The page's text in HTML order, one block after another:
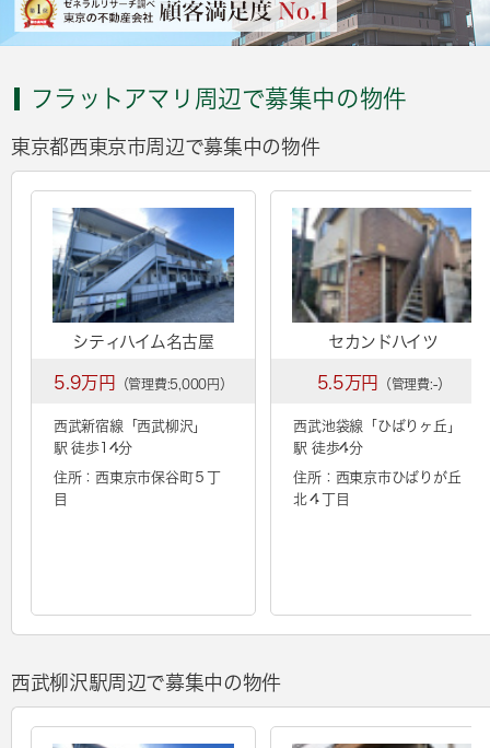
フラットアマリ周辺で募集中の物件
東京都西東京市周辺で募集中の物件
シティハイム名古屋
5.9万円 （管理費:5,000円）
西武新宿線「 西武柳沢 」
駅 徒歩14分
住所：西東京市保谷町５丁
目
セカンドハイツ
5.5万円 （管理費:-）
西武池袋線「 ひばりヶ丘 」
駅 徒歩4分
住所：西東京市ひばりが丘
北４丁目
西武柳沢駅周辺で募集中の物件